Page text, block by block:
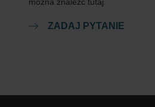
ZADAJ PYTANIE